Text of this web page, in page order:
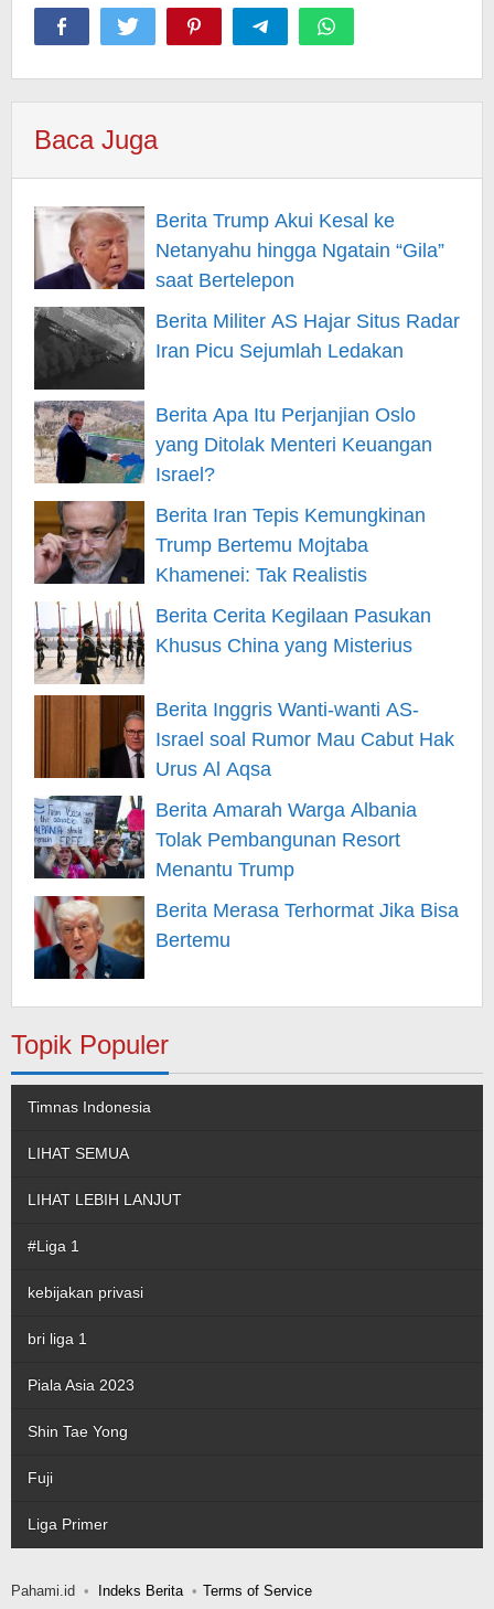
Baca Juga
Berita Trump Akui Kesal ke
Netanyahu hingga Ngatain “Gila”
saat Bertelepon
Berita Militer AS Hajar Situs Radar
Iran Picu Sejumlah Ledakan
Berita Apa Itu Perjanjian Oslo
yang Ditolak Menteri Keuangan
Israel?
Berita Iran Tepis Kemungkinan
Trump Bertemu Mojtaba
Khamenei: Tak Realistis
Berita Cerita Kegilaan Pasukan
Khusus China yang Misterius
Berita Inggris Wanti-wanti AS-
Israel soal Rumor Mau Cabut Hak
Urus Al Aqsa
Berita Amarah Warga Albania
Tolak Pembangunan Resort
Menantu Trump
Berita Merasa Terhormat Jika Bisa
Bertemu
Topik Populer
Timnas Indonesia
LIHAT SEMUA
LIHAT LEBIH LANJUT
#Liga 1
kebijakan privasi
bri liga 1
Piala Asia 2023
Shin Tae Yong
Fuji
Liga Primer
Pahami.id Indeks Berita Terms of Service